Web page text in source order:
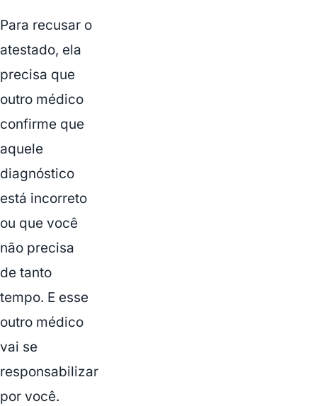
Para recusar o
atestado, ela
precisa que
outro médico
confirme que
aquele
diagnóstico
está incorreto
ou que você
não precisa
de tanto
tempo. E esse
outro médico
vai se
responsabilizar
por você.